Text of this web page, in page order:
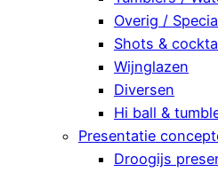
Overig /
Shots &
Wijnglazen
Diversen
Hi ball &
Presentatie
Droogijs